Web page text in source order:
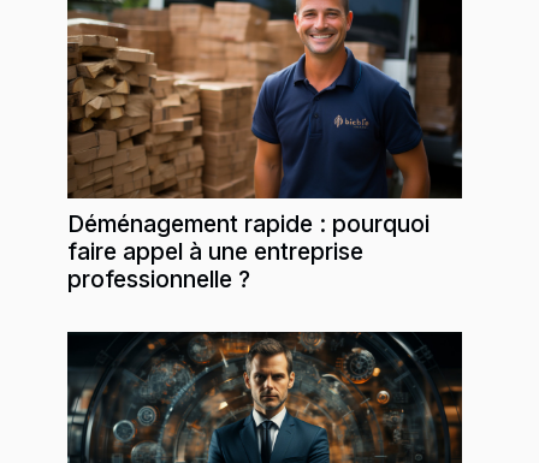
Déménagement rapide : pourquoi
faire appel à une entreprise
professionnelle ?